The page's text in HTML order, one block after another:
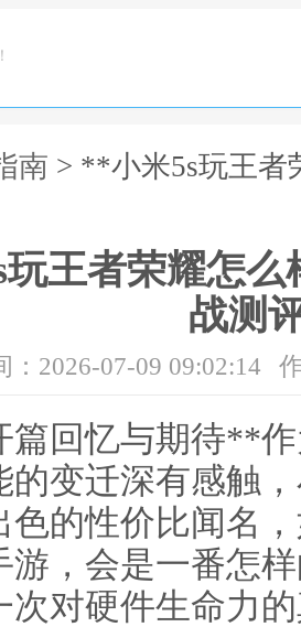
南 > **小米5s玩王者
王者荣耀怎
战测
：2026-07-09 09:02:14
回忆与期待**
的变迁深有感触
色的性价比闻名
游，会是一番怎
次对硬件生命力